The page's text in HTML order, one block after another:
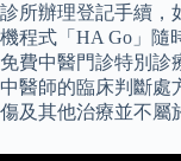
診所辦理登記手續，
機程式「HA Go」隨
免費中醫門診特別診
中醫師的臨床判斷處
傷及其他治療並不屬